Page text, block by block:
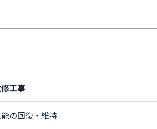
工事
の回復・維持